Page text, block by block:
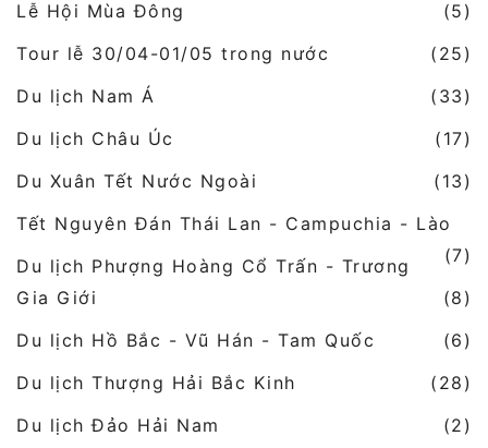
Lễ Hội Mùa Đông
(5)
Tour lễ 30/04-01/05 trong nước
(25)
Du lịch Nam Á
(33)
Du lịch Châu Úc
(17)
Du Xuân Tết Nước Ngoài
(13)
Tết Nguyên Đán Thái Lan - Campuchia - Lào
(7)
Du lịch Phượng Hoàng Cổ Trấn - Trương
Gia Giới
(8)
Du lịch Hồ Bắc - Vũ Hán - Tam Quốc
(6)
Du lịch Thượng Hải Bắc Kinh
(28)
Du lịch Đảo Hải Nam
(2)